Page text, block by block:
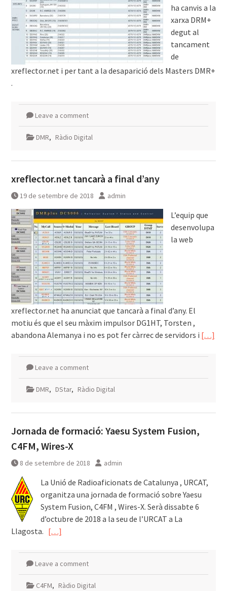
ha canvis a la
xarxa DRM+
degut al
tancament
de
xreflector.net i per tant a la desaparició dels Masters DMR+
.
Leave a comment
DMR, Ràdio Digital
xreflector.net tancarà a final d’any
19 de setembre de 2018 admin
L’equip que
desenvolupa
la web
xreflector.net ha anunciat que tancarà a final d’any. El
motiu és que el seu màxim impulsor DG1HT, Torsten ,
abandona Alemanya i no es pot fer càrrec de servidors i […]
Leave a comment
DMR, DStar, Ràdio Digital
Jornada de formació: Yaesu System Fusion,
C4FM, Wires-X
8 de setembre de 2018 admin
La Unió de Radioaficionats de Catalunya , URCAT,
organitza una jornada de formació sobre Yaesu
System Fusion, C4FM , Wires-X. Serà dissabte 6
d’octubre de 2018 a la seu de l’URCAT a La
Llagosta. […]
Leave a comment
C4FM, Ràdio Digital